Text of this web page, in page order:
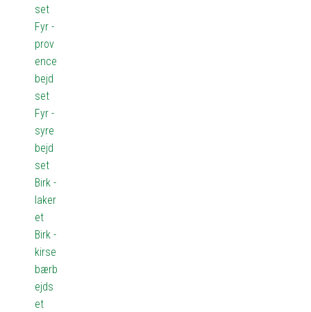
set
Fyr -
prov
ence
bejd
set
Fyr -
syre
bejd
set
Birk -
laker
et
Birk -
kirse
bærb
ejds
et